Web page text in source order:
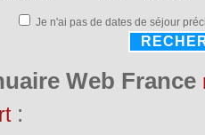
Je n'ai pas de dates de séjour
Web France
: